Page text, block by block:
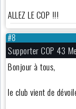
ALLEZ LE COP !!!
#8
Supporter COP 43
Bonjour à tous,
le club vient de